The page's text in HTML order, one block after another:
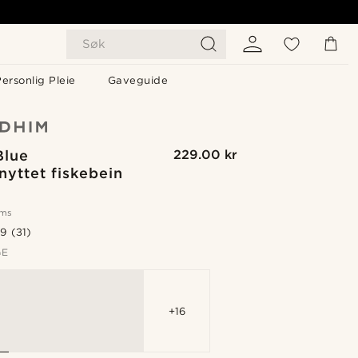
Søk
Pleie Gaveguide
fiskebein
229.00 kr
(31)
+16